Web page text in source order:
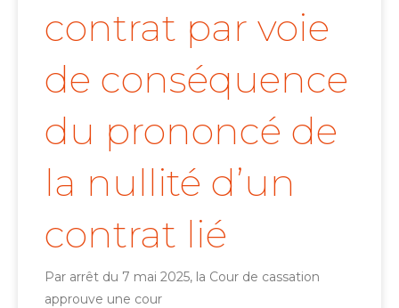
contrat par voie
de conséquence
du prononcé de
la nullité d’un
contrat lié
Par arrêt du 7 mai 2025, la Cour de cassation
approuve une cour